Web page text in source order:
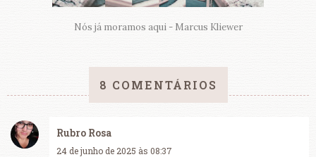
Nós já moramos aqui - Marcus Kliewer
8 COMENTÁRIOS
Rubro Rosa
24 de junho de 2025 às 08:37